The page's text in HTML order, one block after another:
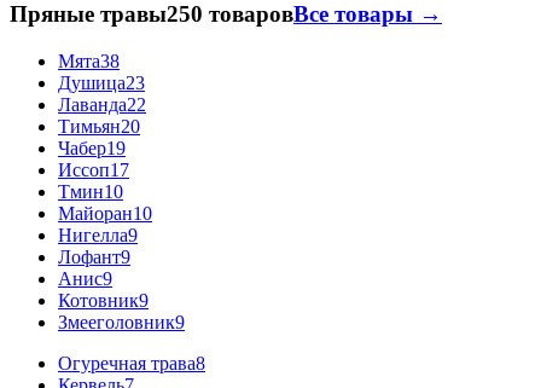
Пряные травы250 товаровВсе товары →
Мята38
Душица23
Лаванда22
Тимьян20
Чабер19
Иссоп17
Тмин10
Майоран10
Нигелла9
Лофант9
Анис9
Котовник9
Змееголовник9
Огуречная трава8